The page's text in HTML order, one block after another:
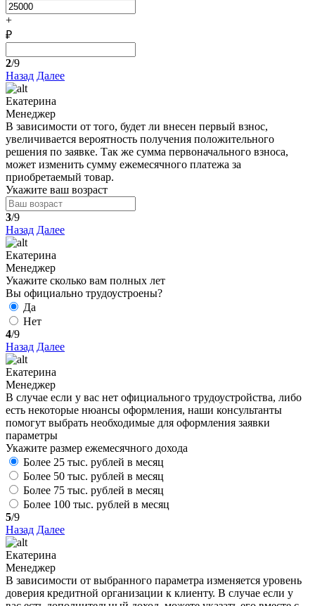
+
₽
2/9
Назад Далее
Екатерина
Менеджер
В зависимости от того, будет ли внесен первый взнос,
увеличивается вероятность получения положительного
решения по заявке. Так же сумма первоначального взноса,
может изменить сумму ежемесячного платежа за
приобретаемый товар.
Укажите ваш возраст
3/9
Назад Далее
Екатерина
Менеджер
Укажите сколько вам полных лет
Вы официально трудоустроены?
Да
Нет
4/9
Назад Далее
Екатерина
Менеджер
В случае если у вас нет официального трудоустройства, либо
есть некоторые нюансы оформления, наши консультанты
помогут выбрать необходимые для оформления заявки
параметры
Укажите размер ежемесячного дохода
Более 25 тыс. рублей в месяц
Более 50 тыс. рублей в месяц
Более 75 тыс. рублей в месяц
Более 100 тыс. рублей в месяц
5/9
Назад Далее
Екатерина
Менеджер
В зависимости от выбранного параметра изменяется уровень
доверия кредитной организации к клиенту. В случае если у